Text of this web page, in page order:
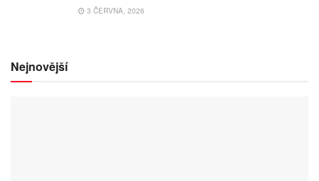
3 ČERVNA, 2026
Nejnovější